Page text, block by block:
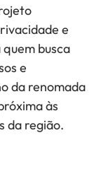
e
busca
e
da renomada
às
da região.